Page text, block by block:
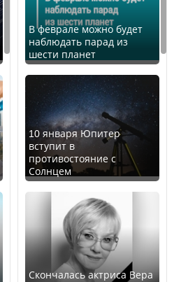
В феврале можно будет
наблюдать парад из
шести планет
10 января Юпитер
вступит в
противостояние с
Солнцем
Скончалась актриса Вера